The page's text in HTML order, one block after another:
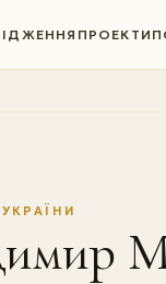
ПРОЕКТИ